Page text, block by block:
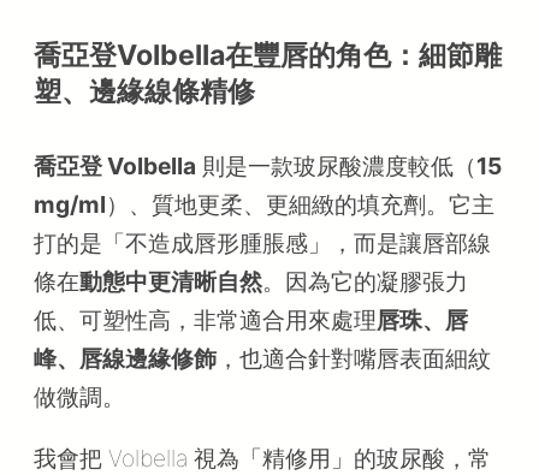
喬亞登Volbella在豐唇的角色：細節雕
塑、邊緣線條精修
喬亞登 Volbella 則是一款玻尿酸濃度較低（15
mg/ml）、質地更柔、更細緻的填充劑。它主
打的是「不造成唇形腫脹感」，而是讓唇部線
條在動態中更清晰自然。因為它的凝膠張力
低、可塑性高，非常適合用來處理唇珠、唇
峰、唇線邊緣修飾 ，也適合針對嘴唇表面細紋
做微調。
我會把 Volbella 視為「精修用」的玻尿酸，常